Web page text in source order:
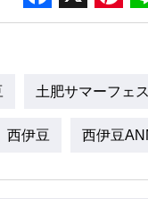
X
土肥サマーフェ
西伊豆 西伊豆